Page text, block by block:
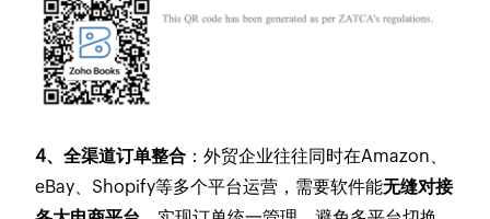
4、全渠道订单整合 ：外贸企业往往同时在Amazon、
eBay、Shopify等多个平台运营，需要软件能无缝对接